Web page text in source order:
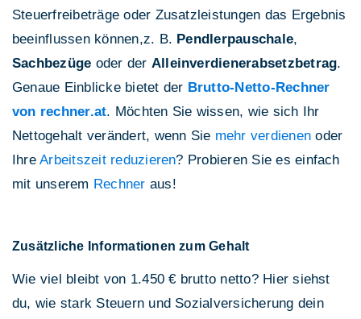
Steuerfreibeträge oder Zusatzleistungen das Ergebnis
beeinflussen können,z. B. Pendlerpauschale,
Sachbezüge oder der Alleinverdienerabsetzbetrag.
Genaue Einblicke bietet der Brutto-Netto-Rechner
von rechner.at. Möchten Sie wissen, wie sich Ihr
Nettogehalt verändert, wenn Sie mehr verdienen oder
IhreArbeitszeit reduzieren? Probieren Sie es einfach
mit unserem Rechner aus!
Zusätzliche Informationen zum Gehalt
Wie viel bleibt von 1.450 € brutto netto? Hier siehst
du, wie stark Steuern und Sozialversicherung dein